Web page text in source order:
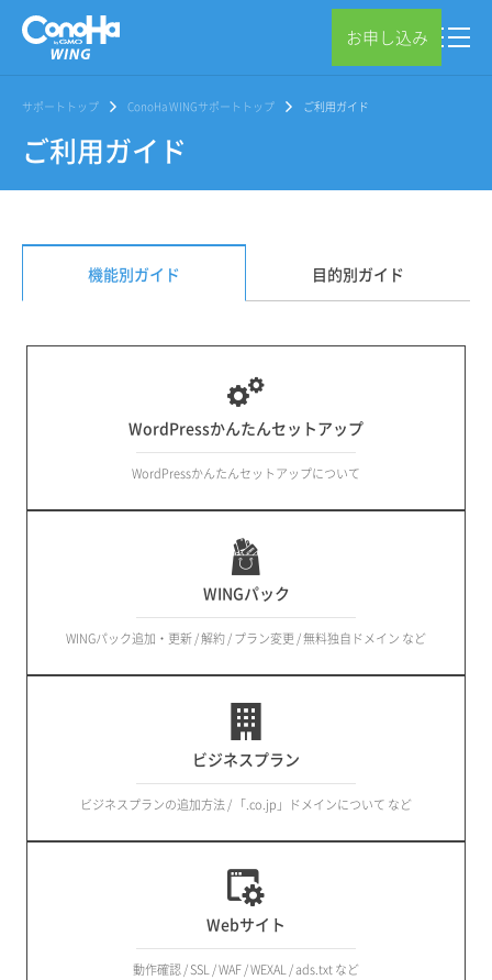
お申し込み
サポートトップ ConoHa WINGサポートトップ ご利用ガイド
ご利用ガイド
機能別ガイド 目的別ガイド
WordPressかんたんセットアップ
WordPressかんたんセットアップについて
WINGパック
WINGパック追加・更新 / 解約 / プラン変更 / 無料独自ドメイン など
ビジネスプラン
ビジネスプランの追加方法 / 「.co.jp」ドメインについて など
Webサイト
動作確認 / SSL / WAF / WEXAL / ads.txt など